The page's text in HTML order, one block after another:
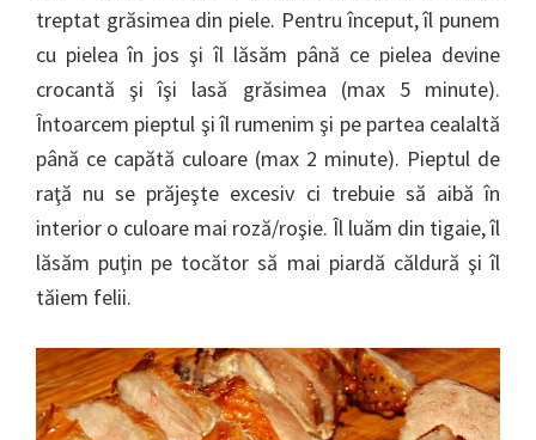
treptat grăsimea din piele. Pentru început, îl punem
cu pielea în jos şi îl lăsăm până ce pielea devine
crocantă şi îşi lasă grăsimea (max 5 minute).
Întoarcem pieptul şi îl rumenim şi pe partea cealaltă
până ce capătă culoare (max 2 minute). Pieptul de
raţă nu se prăjeşte excesiv ci trebuie să aibă în
interior o culoare mai roză/roşie. Îl luăm din tigaie, îl
lăsăm puţin pe tocător să mai piardă căldură şi îl
tăiem felii.